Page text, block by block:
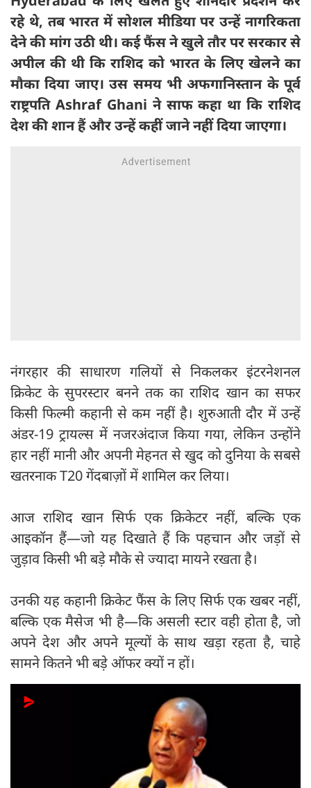
रहे थे, तब भारत में सोशल मीडिया पर उन्हें नागरिकता
देने की मांग उठी थी। कई फैंस ने खुले तौर पर सरकार से
अपील की थी कि राशिद को भारत के लिए खेलने का
मौका दिया जाए। उस समय भी अफगानिस्तान के पूर्व
राष्ट्रपति Ashraf Ghani ने साफ कहा था कि राशिद
देश की शान हैं और उन्हें कहीं जाने नहीं दिया जाएगा।
नंगरहार की साधारण गलियों से निकलकर इंटरनेशनल
क्रिकेट के सुपरस्टार बनने तक का राशिद खान का सफर
किसी फिल्मी कहानी से कम नहीं है। शुरुआती दौर में उन्हें
अंडर-19 ट्रायल्स में नजरअंदाज किया गया, लेकिन उन्होंने
हार नहीं मानी और अपनी मेहनत से खुद को दुनिया के सबसे
खतरनाक T20 गेंदबाज़ों में शामिल कर लिया।
आज राशिद खान सिर्फ एक क्रिकेटर नहीं, बल्कि एक
आइकॉन हैं—जो यह दिखाते हैं कि पहचान और जड़ों से
जुड़ाव किसी भी बड़े मौके से ज्यादा मायने रखता है।
उनकी यह कहानी क्रिकेट फैंस के लिए सिर्फ एक खबर नहीं,
बल्कि एक मैसेज भी है—कि असली स्टार वही होता है, जो
अपने देश और अपने मूल्यों के साथ खड़ा रहता है, चाहे
सामने कितने भी बड़े ऑफर क्यों न हों।